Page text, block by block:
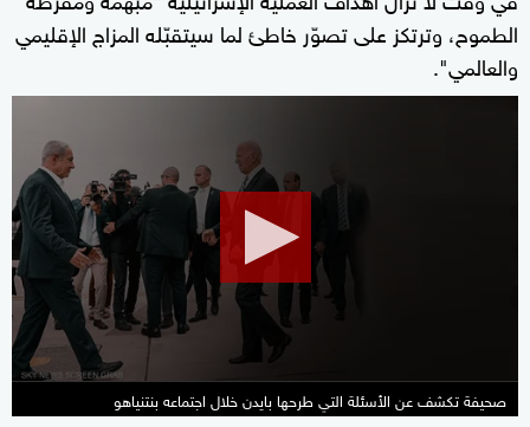
الطموح، وترتكز على تصوّر خاطئ لما سيتقبّله المزاج الإقليمي
والعالمي".
seconds
3
minutes,
0
صحيفة تكشف عن الأسئلة التي طرحها بايدن خلال اجتماعه بنتنياهو